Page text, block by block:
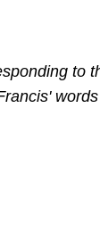
to